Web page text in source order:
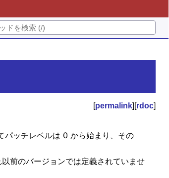
[permalink][rdoc]
パッチレベルは 0 から始まり、その
前のバージョンでは定義されていませ